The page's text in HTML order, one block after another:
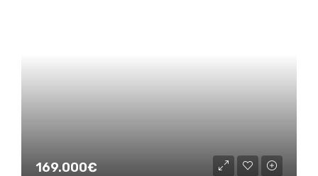
169.000€